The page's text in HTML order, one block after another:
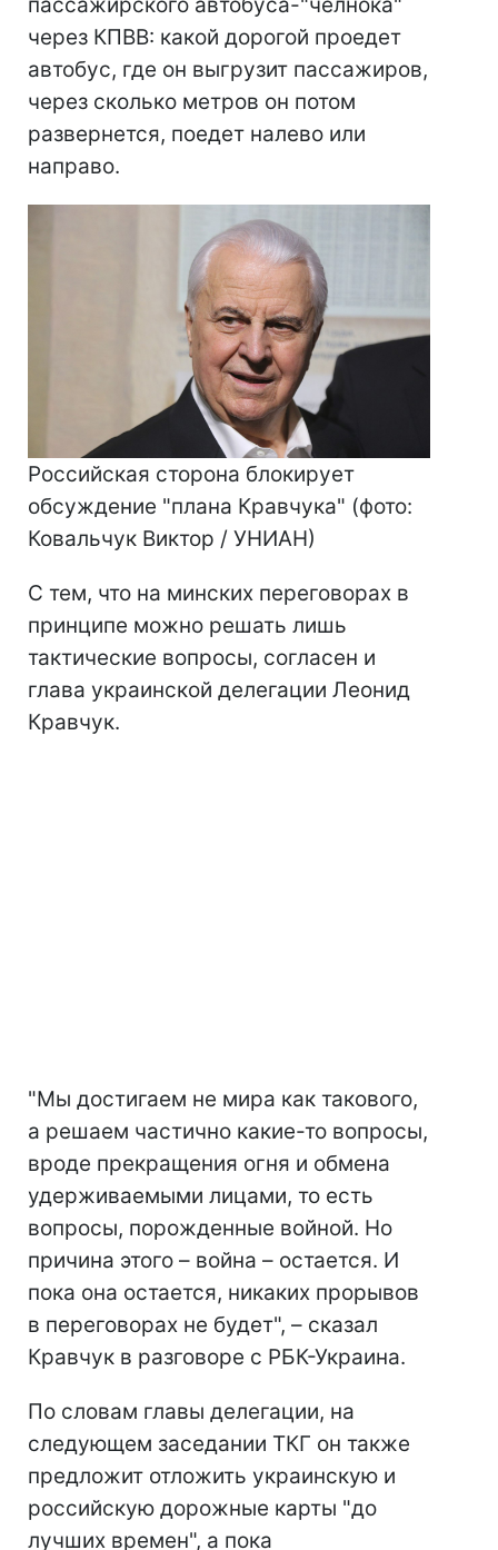
через КПВВ: какой дорогой проедет
автобус, где он выгрузит пассажиров,
через сколько метров он потом
развернется, поедет налево или
направо.
Российская сторона блокирует
обсуждение "плана Кравчука" (фото:
Ковальчук Виктор / УНИАН)
С тем, что на минских переговорах в
принципе можно решать лишь
тактические вопросы, согласен и
глава украинской делегации Леонид
Кравчук.
"Мы достигаем не мира как такового,
а решаем частично какие-то вопросы,
вроде прекращения огня и обмена
удерживаемыми лицами, то есть
вопросы, порожденные войной. Но
причина этого – война – остается. И
пока она остается, никаких прорывов
в переговорах не будет", – сказал
Кравчук в разговоре с РБК-Украина.
По словам главы делегации, на
следующем заседании ТКГ он также
предложит отложить украинскую и
российскую дорожные карты "до
лучших времен", а пока